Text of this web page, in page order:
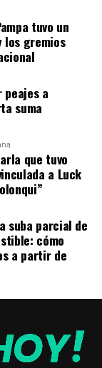
el relato:
tuvo un
gremios
peajes a
suma
que tuvo
a Luck
suba parcial de
cómo
a partir de